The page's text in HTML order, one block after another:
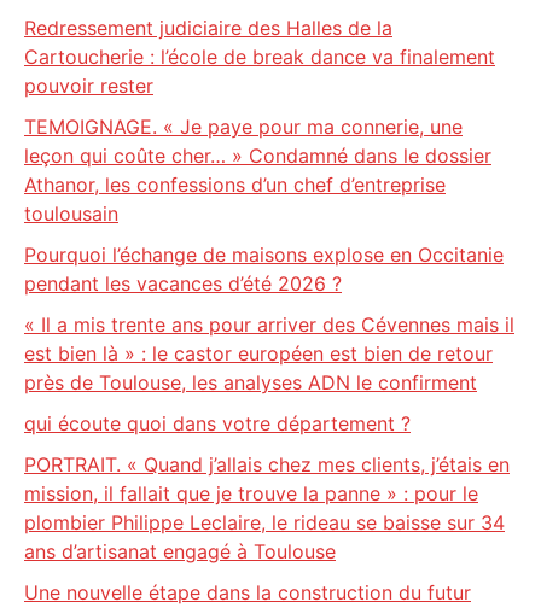
Redressement judiciaire des Halles de la
Cartoucherie : l’école de break dance va finalement
pouvoir rester
TEMOIGNAGE. « Je paye pour ma connerie, une
leçon qui coûte cher… » Condamné dans le dossier
Athanor, les confessions d’un chef d’entreprise
toulousain
Pourquoi l’échange de maisons explose en Occitanie
pendant les vacances d’été 2026 ?
« Il a mis trente ans pour arriver des Cévennes mais il
est bien là » : le castor européen est bien de retour
près de Toulouse, les analyses ADN le confirment
qui écoute quoi dans votre département ?
PORTRAIT. « Quand j’allais chez mes clients, j’étais en
mission, il fallait que je trouve la panne » : pour le
plombier Philippe Leclaire, le rideau se baisse sur 34
ans d’artisanat engagé à Toulouse
Une nouvelle étape dans la construction du futur